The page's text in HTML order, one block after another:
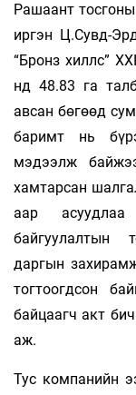
Рашаант
иргэн Ц.Сувд-
“Бронз хиллс”
нд 48.83 га
авсан бөгөөд
баримт нь
мэдээлж
хамтарсан
аар асуудлаа
байгуулалтын
даргын
тогтоогдсон
байцаагч акт
аж.
Тус компанийн